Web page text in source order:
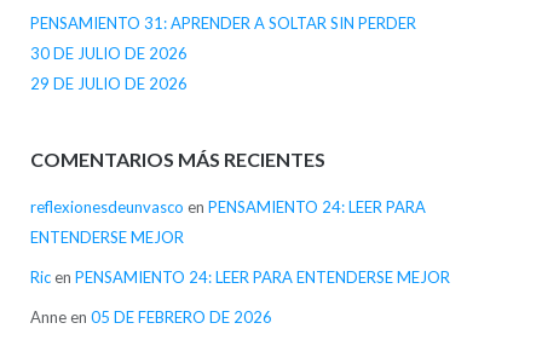
PENSAMIENTO 31: APRENDER A SOLTAR SIN PERDER
30 DE JULIO DE 2026
29 DE JULIO DE 2026
COMENTARIOS MÁS RECIENTES
reflexionesdeunvasco en PENSAMIENTO 24: LEER PARA
ENTENDERSE MEJOR
Ricen PENSAMIENTO 24: LEER PARA ENTENDERSE MEJOR
Anneen 05 DE FEBRERO DE 2026